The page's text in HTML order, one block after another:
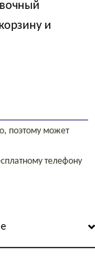
и
поэтому может
телефону